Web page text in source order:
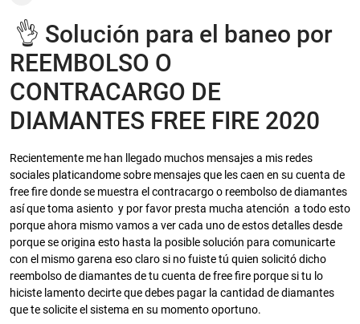
👌 Solución para el baneo por
REEMBOLSO O
CONTRACARGO DE
DIAMANTES FREE FIRE 2020
Recientemente me han llegado muchos mensajes a mis redes
sociales platicandome sobre mensajes que les caen en su cuenta de
free fire donde se muestra el contracargo o reembolso de diamantes
así que toma asiento y por favor presta mucha atención a todo esto
porque ahora mismo vamos a ver cada uno de estos detalles desde
porque se origina esto hasta la posible solución para comunicarte
con el mismo garena eso claro si no fuiste tú quien solicitó dicho
reembolso de diamantes de tu cuenta de free fire porque si tu lo
hiciste lamento decirte que debes pagar la cantidad de diamantes
que te solicite el sistema en su momento oportuno.